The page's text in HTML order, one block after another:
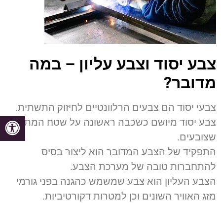
צבע יסוד וצבע עליון – במה
מדובר?
צבעי יסוד הם צבעים הרלוונטיים לחיזוק התשתית.
צבע יסוד מיושם כשכבה ראשונה על שטח המתכת
שצובעים.
התפקיד של הצבע המדובר הוא ליצור בסיס
להתחברות טובה של מערכת הצבע.
הצבע העליון הוא צבע שמשמש כהגנה בפני גורמי
מזג האוויר השונים וכן למטרות דקורטיביות.